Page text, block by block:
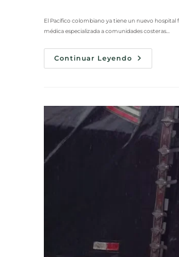
El Pacífico colombiano ya tiene un nuevo
médica especializada a comunidades costeras…
Continuar Leyendo